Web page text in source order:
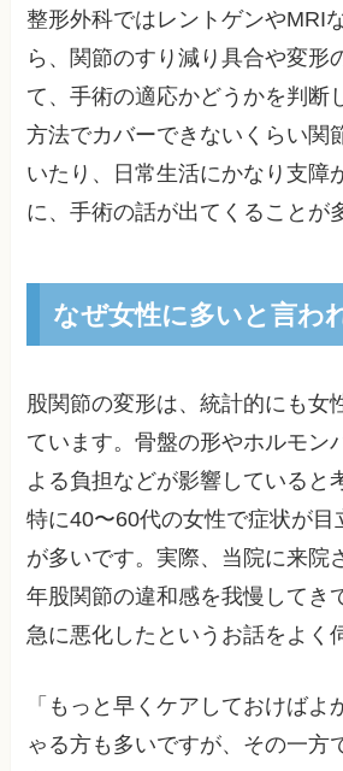
整形外科ではレントゲンやMRI
ら、関節のすり減り具合や変形
て、手術の適応かどうかを判断
方法でカバーできないくらい関
いたり、日常生活にかなり支障
に、手術の話が出てくることが
なぜ女性に多いと言わ
股関節の変形は、統計的にも女
ています。骨盤の形やホルモン
よる負担などが影響していると
特に40〜60代の女性で症状が目
が多いです。実際、当院に来院
年股関節の違和感を我慢してき
急に悪化したというお話をよく
「もっと早くケアしておけばよ
ゃる方も多いですが、その一方